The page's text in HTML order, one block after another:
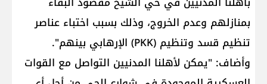
بمنازلهم وعدم الخروج، وذلك بسبب اختباء عناصر
تنظيم قسد وتنظيم (PKK) الإرهابي بينهم".
وأضاف: "يمكن لأهلنا المدنيين التواصل مع القوات